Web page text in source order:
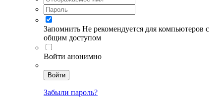
Запомнить Не рекомендуется для компьютеров с
общим доступом
Войти анонимно
Войти
Забыли пароль?